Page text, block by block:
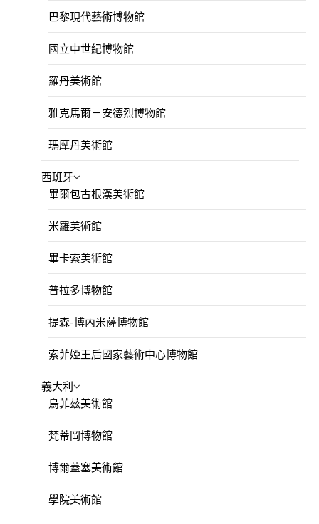
巴黎現代藝術博物館
國立中世紀博物館
羅丹美術館
雅克馬爾－安德烈博物館
瑪摩丹美術館
西班牙
畢爾包古根漢美術館
米羅美術館
畢卡索美術館
普拉多博物館
提森-博內米薩博物館
索菲婭王后國家藝術中心博物館
義大利
烏菲茲美術館
梵蒂岡博物館
博爾蓋塞美術館
學院美術館